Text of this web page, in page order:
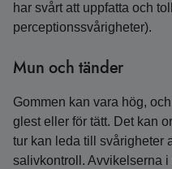
har svårt att uppfatta och
perceptionssvårigheter).
Mun och tänder
Gommen kan vara hög,
glest eller för tätt. Det kan
tur kan leda till svårigheter
salivkontroll. Avvikelserna